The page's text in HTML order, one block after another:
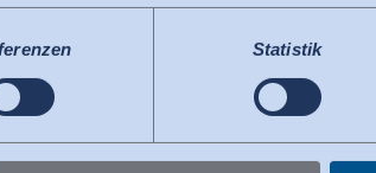
Rechtslage als Land mit
vorzugehen.
widerrufen
Statistik